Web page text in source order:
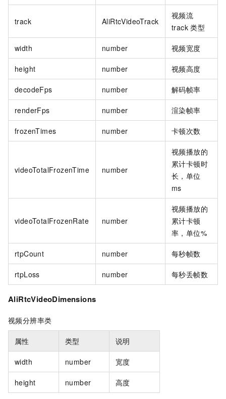
track AliRtcVideoTrack
视频流
track 类型
width number 视频宽度
height number 视频高度
decodeFps number 解码帧率
renderFps number 渲染帧率
frozenTimes number 卡顿次数
videoTotalFrozenTime number
视频播放的
累计卡顿时
长，单位
ms
videoTotalFrozenRate number
视频播放的
累计卡顿
率，单位%
rtpCount number 每秒帧数
rtpLoss number 每秒丢帧数
AliRtcVideoDimensions
视频分辨率类
属性 类型 说明
width number 宽度
height number 高度